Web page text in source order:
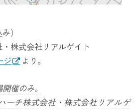
）
株式会社リアルゲイト
ジ より。
催のみ。
ーチ株式会社・株式会社リアルゲ